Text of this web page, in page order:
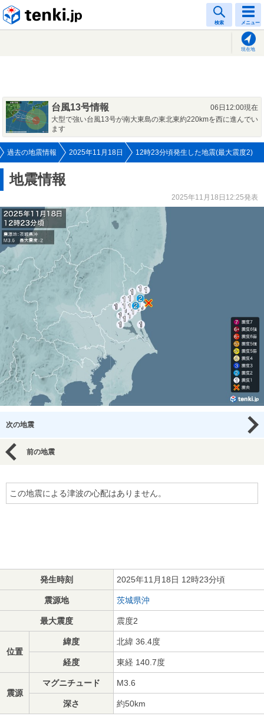
検索 メニュー
現在地
台風13号情報
06日12:00現在
大型で強い台風13号が南大東島の東北東約220kmを西に進んでい
ます
過去の地震情報 2025年11月18日 12時23分頃発生した地震(最大震度2)
地震情報
2025年11月18日12:25発表
次の地震
前の地震
この地震による津波の心配はありません。
発生時刻 2025年11月18日 12時23分頃
震源地 茨城県沖
最大震度 震度2
位置
緯度 北緯 36.4度
経度 東経 140.7度
震源
マグニチュード M3.6
深さ 約50km